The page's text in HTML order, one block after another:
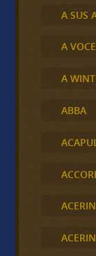
A SUS
A
A
ABBA